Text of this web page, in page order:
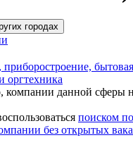
городах
оргтехника
компании данной сферы
поиском
без открытых